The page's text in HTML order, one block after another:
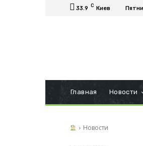
33.9 C Киев
Главная Новости
Новости